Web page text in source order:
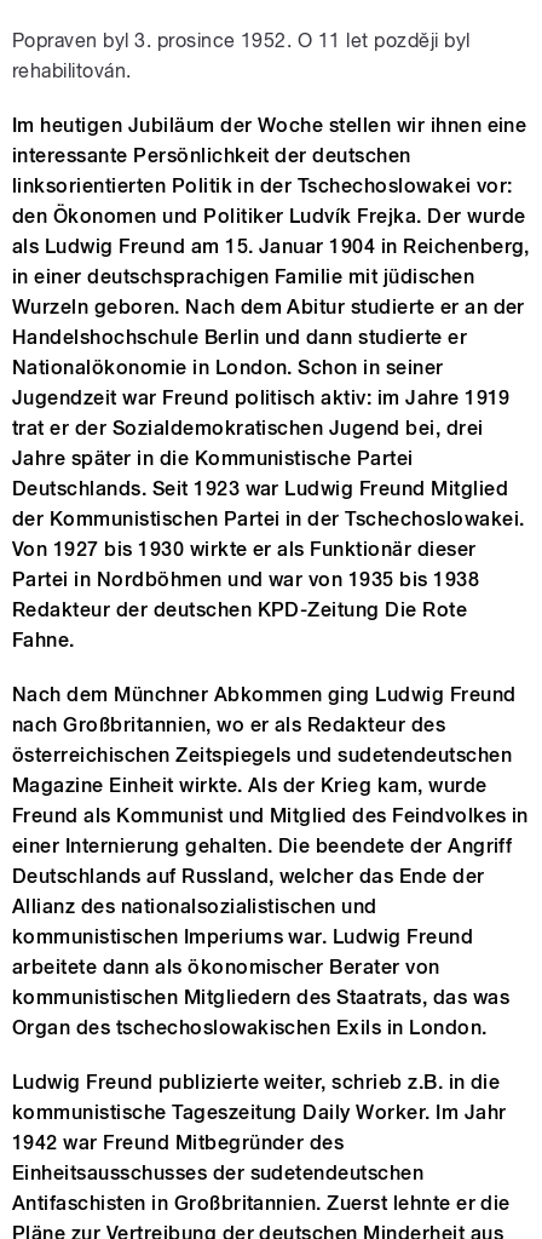
Popraven byl 3. prosince 1952. O 11 let později byl
rehabilitován.
Im heutigen Jubiläum der Woche stellen wir ihnen eine
interessante Persönlichkeit der deutschen
linksorientierten Politik in der Tschechoslowakei vor:
den Ökonomen und Politiker Ludvík Frejka. Der wurde
als Ludwig Freund am 15. Januar 1904 in Reichenberg,
in einer deutschsprachigen Familie mit jüdischen
Wurzeln geboren. Nach dem Abitur studierte er an der
Handelshochschule Berlin und dann studierte er
Nationalökonomie in London. Schon in seiner
Jugendzeit war Freund politisch aktiv: im Jahre 1919
trat er der Sozialdemokratischen Jugend bei, drei
Jahre später in die Kommunistische Partei
Deutschlands. Seit 1923 war Ludwig Freund Mitglied
der Kommunistischen Partei in der Tschechoslowakei.
Von 1927 bis 1930 wirkte er als Funktionär dieser
Partei in Nordböhmen und war von 1935 bis 1938
Redakteur der deutschen KPD-Zeitung Die Rote
Fahne.
Nach dem Münchner Abkommen ging Ludwig Freund
nach Großbritannien, wo er als Redakteur des
österreichischen Zeitspiegels und sudetendeutschen
Magazine Einheit wirkte. Als der Krieg kam, wurde
Freund als Kommunist und Mitglied des Feindvolkes in
einer Internierung gehalten. Die beendete der Angriff
Deutschlands auf Russland, welcher das Ende der
Allianz des nationalsozialistischen und
kommunistischen Imperiums war. Ludwig Freund
arbeitete dann als ökonomischer Berater von
kommunistischen Mitgliedern des Staatrats, das was
Organ des tschechoslowakischen Exils in London.
Ludwig Freund publizierte weiter, schrieb z.B. in die
kommunistische Tageszeitung Daily Worker. Im Jahr
1942 war Freund Mitbegründer des
Einheitsausschusses der sudetendeutschen
Antifaschisten in Großbritannien. Zuerst lehnte er die
Pläne zur Vertreibung der deutschen Minderheit aus